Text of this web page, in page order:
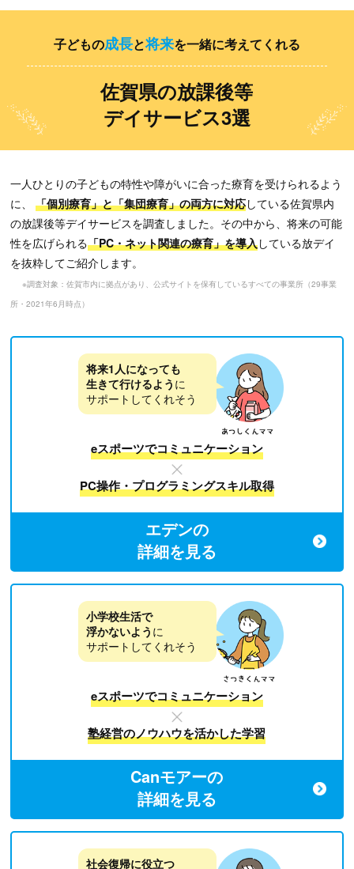
⼦どもの成長と将来を一緒に考えてくれる
佐賀県の放課後等
デイサービス3選
一人ひとりの子どもの特性や障がいに合った療育を受けられるよう
に、
「個別療育」と「集団療育」の両方に対応している佐賀県内
の放課後等デイサービスを調査しました。 その中から、将来の可能
性を広げられる「PC・ネット関連の療育」を導入している放デイ
を抜粋してご紹介します。
※調査対象：佐賀市内に拠点があり、公式サイトを保有しているすべての事業所（29事業
所・2021年6月時点）
将来1人になっても
生きて行けるよう に
サポートしてくれそう
eスポーツでコミュニケーション
PC操作・プログラミングスキル取得
エデンの
詳細を見る
小学校生活で
浮かないよう に
サポートしてくれそう
eスポーツでコミュニケーション
塾経営のノウハウを活かした学習
Canモアーの
詳細を見る
社会復帰に役立つ